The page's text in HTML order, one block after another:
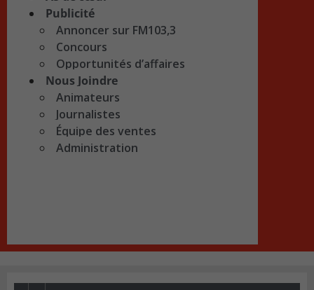
Publicité
Annoncer sur FM103,3
Concours
Opportunités d’affaires
Nous Joindre
Animateurs
Journalistes
Équipe des ventes
Administration